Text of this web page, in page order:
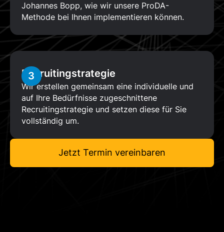
Johannes Bopp, wie wir unsere ProDA-
Methode bei Ihnen implementieren können.
Recruitingstrategie
Wir erstellen gemeinsam eine individuelle und
auf Ihre Bedürfnisse zugeschnittene
Recruitingstrategie und setzen diese für Sie
vollständig um.
3
Jetzt Termin vereinbaren